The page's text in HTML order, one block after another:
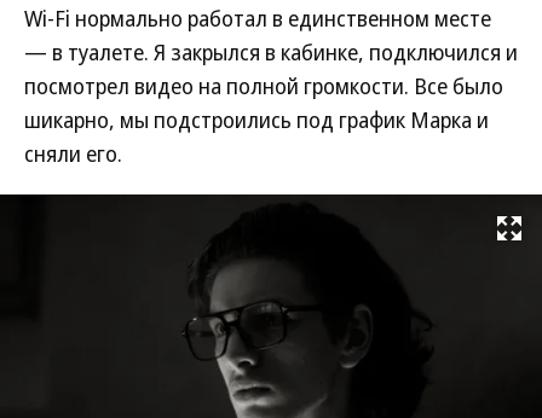
Wi-Fi нормально работал в единственном месте
— в туалете. Я закрылся в кабинке, подключился и
посмотрел видео на полной громкости. Все было
шикарно, мы подстроились под график Марка и
сняли его.
Развернуть